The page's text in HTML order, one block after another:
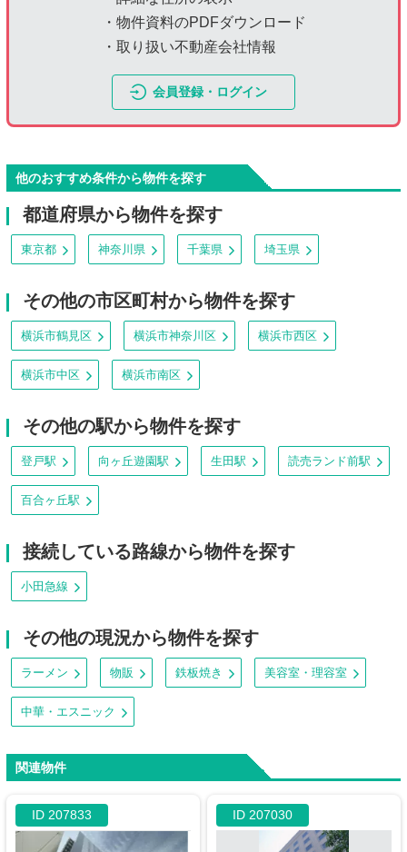
・物件資料のPDFダウンロード
・取り扱い不動産会社情報
会員登録・ログイン
他のおすすめ条件から物件を探す
都道府県から物件を探す
東京都 神奈川県 千葉県 埼玉県
その他の市区町村から物件を探す
横浜市鶴見区 横浜市神奈川区 横浜市西区
横浜市中区 横浜市南区
その他の駅から物件を探す
登戸駅 向ヶ丘遊園駅 生田駅 読売ランド前駅
百合ヶ丘駅
接続している路線から物件を探す
小田急線
その他の現況から物件を探す
ラーメン 物販 鉄板焼き 美容室・理容室
中華・エスニック
関連物件
ID 207833 ID 207030